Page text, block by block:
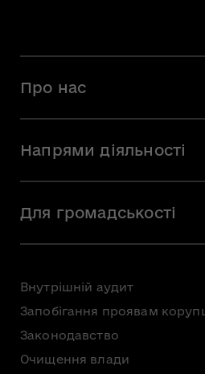
Про нас
Команда
Вакансії
Напрями діяльності
Мистецька освіта
Для громадськості
Громадська рада
Консультації з
Доступ до публічної
Безоплатна первинна
Внутрішній аудит
Запобігання проявам
Законодавство
Очищення влади